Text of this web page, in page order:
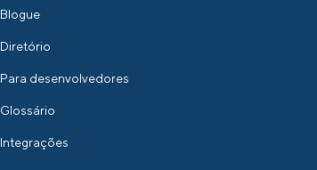
Blogue
Diretório
Para desenvolvedores
Glossário
Integrações